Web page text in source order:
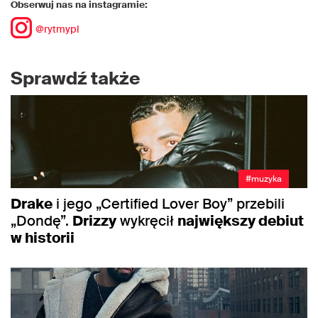
Obserwuj nas na instagramie:
@rytmypl
Sprawdź także
#muzyka
Drake i jego „Certified Lover Boy” przebili
„Dondę”. Drizzywykręcił największy debiut
w historii